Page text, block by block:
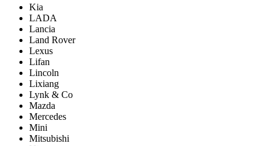
Kia
LADA
Lancia
Land Rover
Lexus
Lifan
Lincoln
Lixiang
Lynk & Co
Mazda
Mercedes
Mini
Mitsubishi